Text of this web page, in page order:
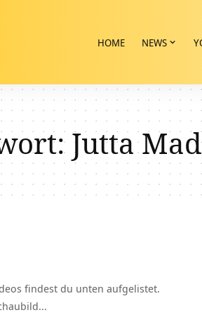
HOME NEWS
Jutta
findest du unten aufgelistet.